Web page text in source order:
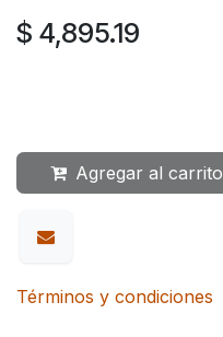
$ 4,895.19
Agregar al carrito
Términos y condiciones